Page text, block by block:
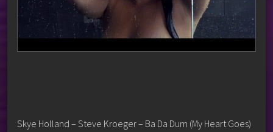
Skye Holland – Steve Kroeger – Ba Da Dum (My Heart Goes)